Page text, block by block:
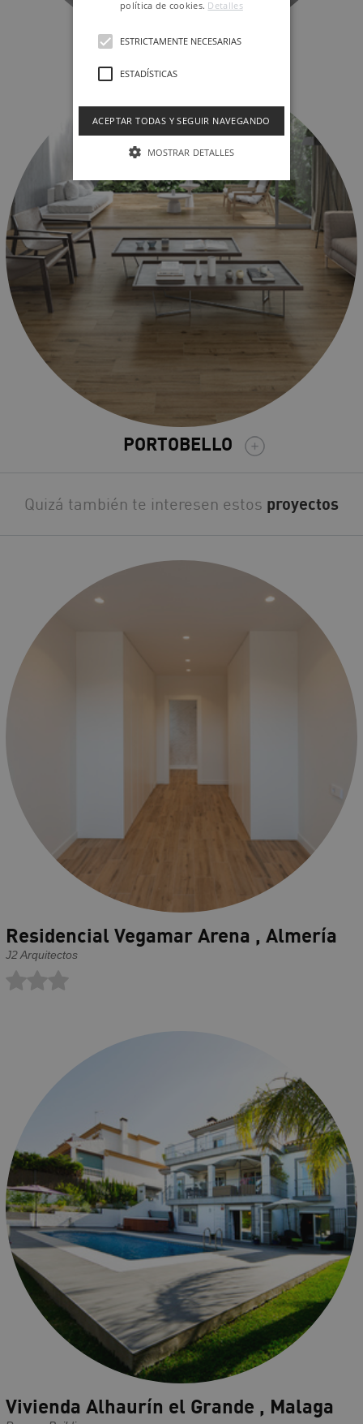
NATURE
PORTOBELLO
Quizá también te interesen estos proyectos
Residencial Vegamar Arena , Almería
J2 Arquitectos
Vivienda Alhaurín el Grande , Malaga
política de cookies. Detalles
ESTRICTAMENTE NECESARIAS
ESTADÍSTICAS
ACEPTAR TODAS Y SEGUIR NAVEGANDO
MOSTRAR DETALLES